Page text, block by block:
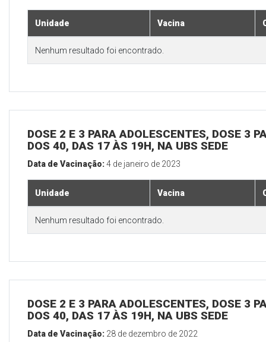
Unidade Vacina
Nenhum resultado foi encontrado.
DOSE 2 E 3 PARA ADOLESCENTES, DOSE 3
DOS 40, DAS 17 ÀS 19H, NA UBS SEDE
Data de Vacinação:4 de janeiro de 2023
Unidade Vacina
Nenhum resultado foi encontrado.
DOSE 2 E 3 PARA ADOLESCENTES, DOSE 3
DOS 40, DAS 17 ÀS 19H, NA UBS SEDE
Data de Vacinação: 28 de dezembro de 2022